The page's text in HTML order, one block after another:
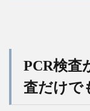
PCR検査
査だけで